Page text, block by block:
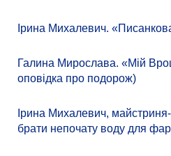
Ірина Михалевич.
Галина Мирослава. «Мій
оповідка про подорож)
Ірина Михалевич,
брати непочату воду для